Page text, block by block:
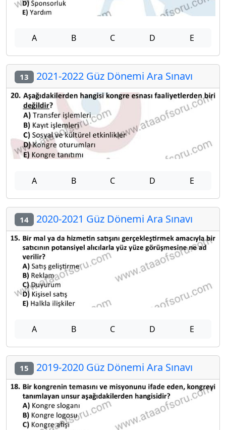
A B C D E
13 2021-2022 Güz Dönemi Ara Sınavı
A B C D E
14 2020-2021 Güz Dönemi Ara Sınavı
A B C D E
15 2019-2020 Güz Dönemi Ara Sınavı